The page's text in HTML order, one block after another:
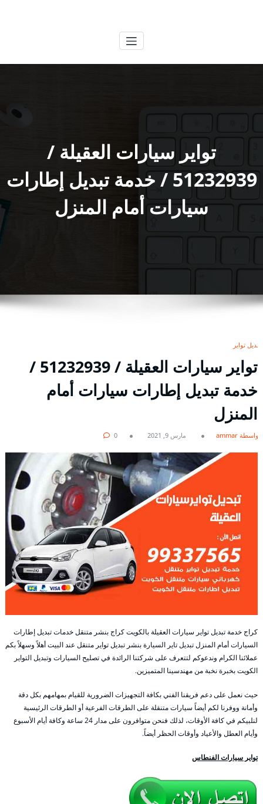
تواير سيارات العقيلة /
51232939‬ / خدمة تبديل إطارات
سيارات أمام المنزل
تبديل تواير
تواير سيارات العقيلة / 51232939‬ /
خدمة تبديل إطارات سيارات أمام
المنزل
بواسطة ammar مارس 9, 2021 0
كراج خدمة تبديل تواير سيارات العقيلة بالكويت كراج بنشر متنقل خدمات تبديل إطارات
السيارات أمام المنزل تبديل تاير السيارة بنشر تبديل تواير متنقل عند البيت أهلاً وسهلاً بكم
عملائنا الكرام وندعوكم لتتعرف على شركتنا الرائدة في تصليح السيارات وتبديل التواير
الكويت بخبرة نخبة من مهندسينا المتميزين.
حيث نعمل على دعم فريقنا الفني بكافة التجهيزات الضرورية للقيام بمهامهم بكل دقة
وأمانة ووفرنا لكم أيضاً سيارات متنقلة على الطرقات الفرعية أو الطرقات الرئيسية
لنلبيكم في كافة الأوقات، لذلك فنحن متوافرون على مدار 24 ساعة وكافة أيام الأسبوع
وأيام العطل والأعياد وأوقات الحظر أيضاً.
تواير سيارات الفنطاس